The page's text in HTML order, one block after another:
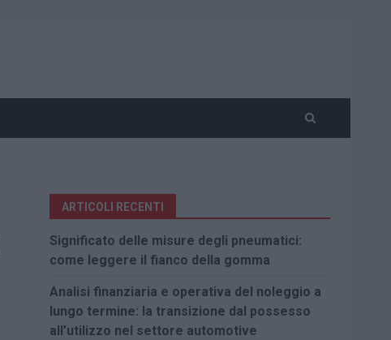
ARTICOLI RECENTI
Significato delle misure degli pneumatici:
come leggere il fianco della gomma
Analisi finanziaria e operativa del noleggio a
lungo termine: la transizione dal possesso
all’utilizzo nel settore automotive